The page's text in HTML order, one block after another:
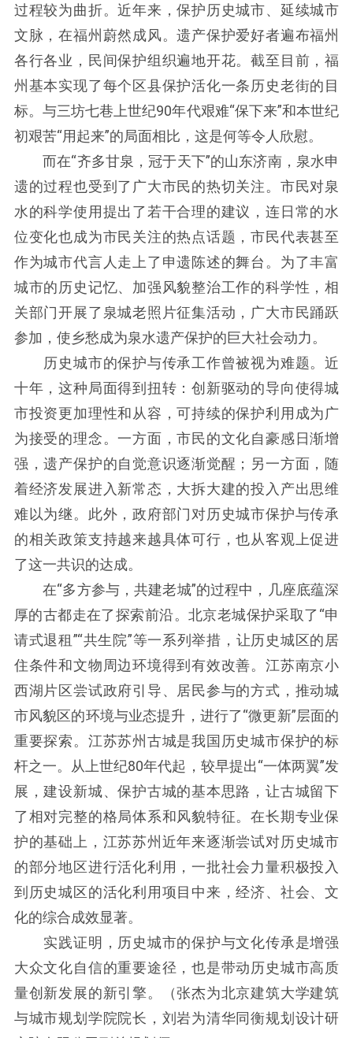
过程较为曲折。近年来，保护历史城市、延续城市
文脉，在福州蔚然成风。遗产保护爱好者遍布福州
各行各业，民间保护组织遍地开花。截至目前，福
州基本实现了每个区县保护活化一条历史老街的目
标。与三坊七巷上世纪90年代艰难“保下来”和本世纪
初艰苦“用起来”的局面相比，这是何等令人欣慰。
而在“齐多甘泉，冠于天下”的山东济南，泉水申
遗的过程也受到了广大市民的热切关注。市民对泉
水的科学使用提出了若干合理的建议，连日常的水
位变化也成为市民关注的热点话题，市民代表甚至
作为城市代言人走上了申遗陈述的舞台。为了丰富
城市的历史记忆、加强风貌整治工作的科学性，相
关部门开展了泉城老照片征集活动，广大市民踊跃
参加，使乡愁成为泉水遗产保护的巨大社会动力。
历史城市的保护与传承工作曾被视为难题。近
十年，这种局面得到扭转：创新驱动的导向使得城
市投资更加理性和从容，可持续的保护利用成为广
为接受的理念。一方面，市民的文化自豪感日渐增
强，遗产保护的自觉意识逐渐觉醒；另一方面，随
着经济发展进入新常态，大拆大建的投入产出思维
难以为继。此外，政府部门对历史城市保护与传承
的相关政策支持越来越具体可行，也从客观上促进
了这一共识的达成。
在“多方参与，共建老城”的过程中，几座底蕴深
厚的古都走在了探索前沿。北京老城保护采取了“申
请式退租”“共生院”等一系列举措，让历史城区的居
住条件和文物周边环境得到有效改善。江苏南京小
西湖片区尝试政府引导、居民参与的方式，推动城
市风貌区的环境与业态提升，进行了“微更新”层面的
重要探索。江苏苏州古城是我国历史城市保护的标
杆之一。从上世纪80年代起，较早提出“一体两翼”发
展，建设新城、保护古城的基本思路，让古城留下
了相对完整的格局体系和风貌特征。在长期专业保
护的基础上，江苏苏州近年来逐渐尝试对历史城市
的部分地区进行活化利用，一批社会力量积极投入
到历史城区的活化利用项目中来，经济、社会、文
化的综合成效显著。
实践证明，历史城市的保护与文化传承是增强
大众文化自信的重要途径，也是带动历史城市高质
量创新发展的新引擎。（张杰为北京建筑大学建筑
与城市规划学院院长，刘岩为清华同衡规划设计研